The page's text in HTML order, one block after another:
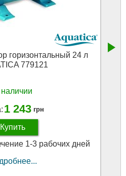
горизонтальный 24 л
779121
1 243 грн
Купить
1-3 рабочих дней